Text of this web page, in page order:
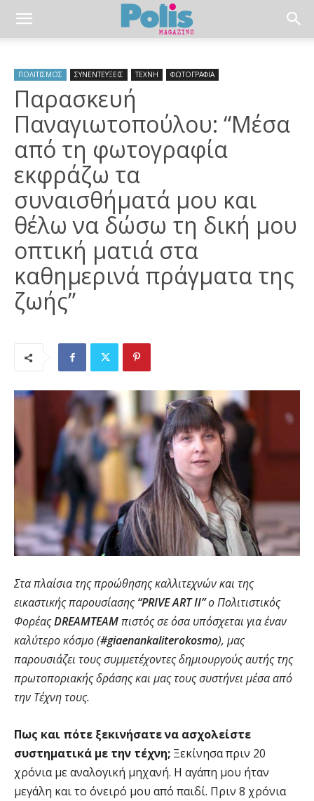
ΠΟΛΙΤΙΣΜΟΣ ΣΥΝΕΝΤΕΥΞΕΙΣ ΤΕΧΝΗ ΦΩΤΟΓΡΑΦΙΑ
Παρασκευή
Παναγιωτοπούλου: “Μέσα
από τη φωτογραφία
εκφράζω τα
συναισθήματά μου και
θέλω να δώσω τη δική μου
οπτική ματιά στα
καθημερινά πράγματα της
ζωής”
Στα πλαίσια της προώθησης καλλιτεχνών και της
εικαστικής παρουσίασης“PRIVE ART II”ο Πολιτιστικός
ΦορέαςDREAMTEAMπιστός σε όσα υπόσχεται για έναν
καλύτερο κόσμο (#giaenankaliterokosmo), μας
παρουσιάζει τους συμμετέχοντες δημιουργούς αυτής της
πρωτοποριακής δράσης και μας τους συστήνει μέσα από
την Τέχνη τους.
Πως και πότε ξεκινήσατε να ασχολείστε
συστηματικά με την τέχνη; Ξεκίνησα πριν 20
χρόνια με αναλογική μηχανή. Η αγάπη μου ήταν
μεγάλη και το όνειρό μου από παιδί. Πριν 8 χρόνια